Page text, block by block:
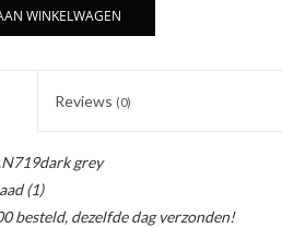
WINKELWAGEN
Reviews (0)
grey
(1)
besteld, dezelfde dag verzonden!